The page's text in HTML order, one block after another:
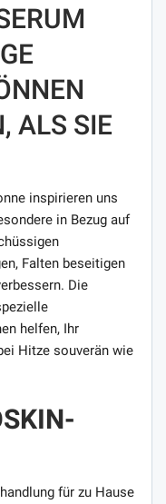
ALS SIE
inspirieren uns
in Bezug auf
Falten beseitigen
Die
helfen, Ihr
Hitze souverän wie
für zu Hause